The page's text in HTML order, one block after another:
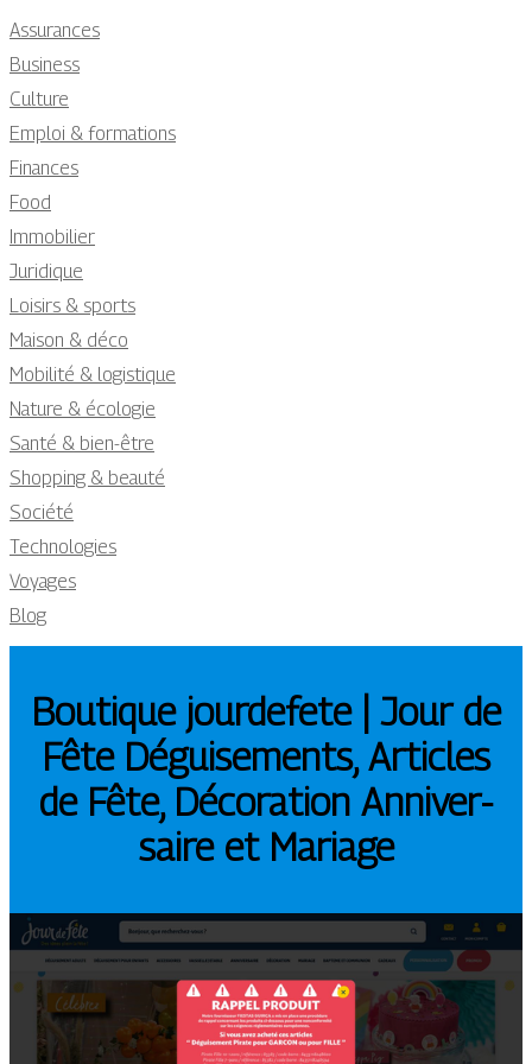
Assurances
Business
Culture
Emploi & formations
Finances
Food
Immobilier
Juridique
Loisirs & sports
Maison & déco
Mobilité & logistique
Nature & écologie
Santé & bien-être
Shopping & beauté
Société
Technologies
Voyages
Blog
Boutique jourdefete | Jour de
Fête Déguise­ments, Articles
de Fête, Décoration An­niver­
sai­re et Mariage